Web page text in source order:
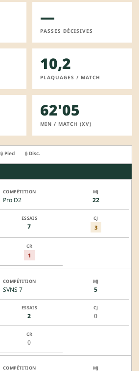
—
PASSES DÉCISIVES
10,2
PLAQUAGES / MATCH
62'05
MIN / MATCH (XV)
🔒 Pied 🔒 Disc.
Pro D2 22
7 3
1
SVNS 7 5
2 0
0